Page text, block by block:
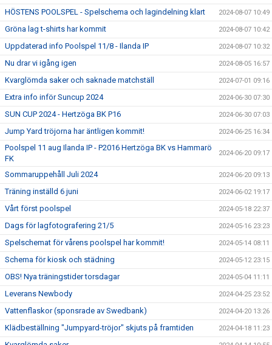
HÖSTENS POOLSPEL - Spelschema och lagindelning klart 2024-08-07 10:49
Gröna lag t-shirts har kommit 2024-08-07 10:42
Uppdaterad info Poolspel 11/8 - Ilanda IP 2024-08-07 10:32
Nu drar vi igång igen 2024-08-05 16:57
Kvarglömda saker och saknade matchställ 2024-07-01 09:16
Extra info inför Suncup 2024 2024-06-30 07:30
SUN CUP 2024 - Hertzöga BK P16 2024-06-30 07:03
Jump Yard tröjorna har äntligen kommit! 2024-06-25 16:34
Poolspel 11 aug Ilanda IP - P2016 Hertzöga BK vs Hammarö
FK
2024-06-20 09:17
Sommaruppehåll Juli 2024 2024-06-20 09:13
Träning inställd 6 juni 2024-06-02 19:17
Vårt först poolspel 2024-05-18 22:37
Dags för lagfotografering 21/5 2024-05-16 23:23
Spelschemat för vårens poolspel har kommit! 2024-05-14 08:11
Schema för kiosk och städning 2024-05-12 23:15
OBS! Nya träningstider torsdagar 2024-05-04 11:11
Leverans Newbody 2024-04-25 23:52
Vattenflaskor (sponsrade av Swedbank) 2024-04-20 13:26
Klädbeställning "Jumpyard-tröjor" skjuts på framtiden 2024-04-18 11:23